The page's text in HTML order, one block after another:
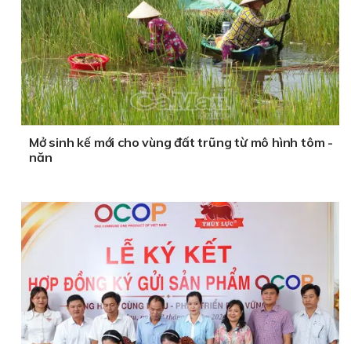
Mở sinh kế mới cho vùng đất trũng từ mô hình tôm -
năn